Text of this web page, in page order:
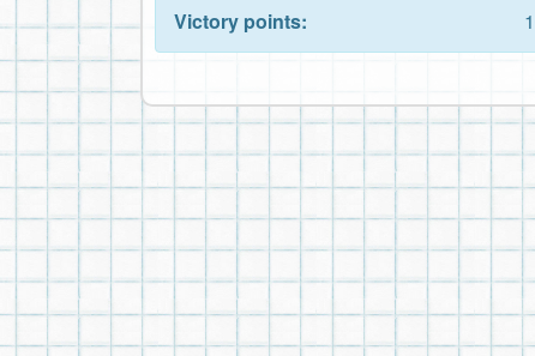
Victory points: